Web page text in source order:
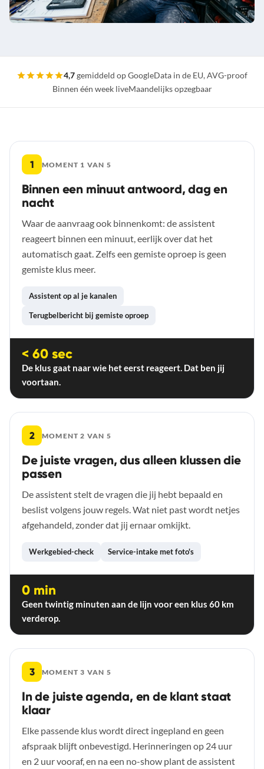
4,7gemiddeld op GoogleData in de EU, AVG-proof
Binnen één week liveMaandelijks opzegbaar
De vijf momenten
1 MOMENT 1 VAN 5
Binnen een minuut antwoord, dag en
nacht
Waar de aanvraag ook binnenkomt: de assistent
reageert binnen een minuut, eerlijk over dat het
automatisch gaat. Zelfs een gemiste oproep is geen
gemiste klus meer.
Assistent op al je kanalen
Terugbelbericht bij gemiste oproep
< 60 sec
De klus gaat naar wie het eerst reageert. Dat ben jij
voortaan.
2 MOMENT 2 VAN 5
De juiste vragen, dus alleen klussen die
passen
De assistent stelt de vragen die jij hebt bepaald en
beslist volgens jouw regels. Wat niet past wordt netjes
afgehandeld, zonder dat jij ernaar omkijkt.
Werkgebied-check Service-intake met foto's
0 min
Geen twintig minuten aan de lijn voor een klus 60 km
verderop.
3 MOMENT 3 VAN 5
In de juiste agenda, en de klant staat
klaar
Elke passende klus wordt direct ingepland en geen
afspraak blijft onbevestigd. Herinneringen op 24 uur
en 2 uur vooraf, en na een no-show plant de assistent